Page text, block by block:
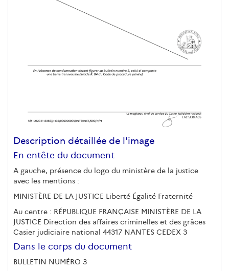
Description détaillée de l'image
En entête du document
A gauche, présence du logo du ministère de la justice
avec les mentions :
MINISTÈRE DE LA JUSTICE Liberté Égalité Fraternité
Au centre : RÉPUBLIQUE FRANÇAISE MINISTÈRE DE LA
JUSTICE Direction des affaires criminelles et des grâces
Casier judiciaire national 44317 NANTES CEDEX 3
Dans le corps du document
BULLETIN NUMÉRO 3